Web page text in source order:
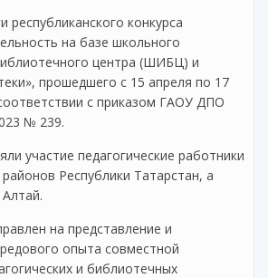
республиканского конкурса
на базе школьного
центра (ШИБЦ) и
прошедшего с 15 апреля по 17
с приказом ГАОУ ДПО
№ 239.
участие педагогические работники
Республики Татарстан, а
на представление и
опыта совместной
и библиотечных